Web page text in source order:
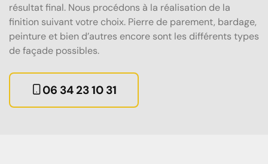
résultat final. Nous procédons à la réalisation de la
finition suivant votre choix. Pierre de parement, bardage,
peinture et bien d’autres encore sont les différents types
de façade possibles.
06 34 23 10 31